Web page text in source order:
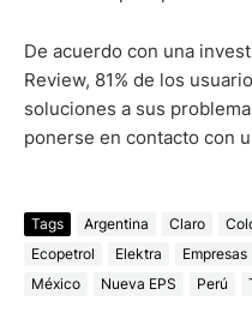
De acuerdo con una
Review, 81% de los
soluciones a sus
ponerse en contacto con
Tags Argentina Claro
Ecopetrol
Elektra Empresas
México
Nueva EPS Perú